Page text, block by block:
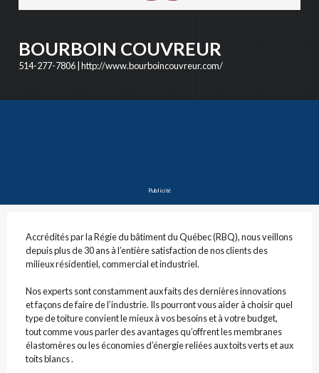
# DE TÉLÉPHONE
ADRESSE
BOURBOIN COUVREUR
514-277-7806|http://www.bourboincouvreur.com/
Publicité
Accrédités par la Régie du bâtiment du Québec (RBQ), nous veillons
depuis plus de 30 ans à l’entière satisfaction de nos clients des
milieux résidentiel, commercial et industriel.
Nos experts sont constamment aux faits des dernières innovations
et façons de faire de l’industrie. Ils pourront vous aider à choisir quel
type de toiture convient le mieux à vos besoins et à votre budget,
tout comme vous parler des avantages qu’offrent les membranes
élastomères ou les économies d’énergie reliées aux toits verts et aux
toits blancs .